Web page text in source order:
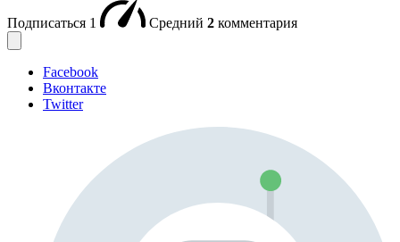
Подписаться 1 Средний 2 комментария
Facebook
Вконтакте
Twitter